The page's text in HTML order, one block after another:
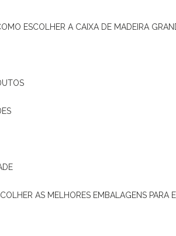
COMO ESCOLHER A CAIXA DE MADEIRA
AS MELHORES EMBALAGENS PARA